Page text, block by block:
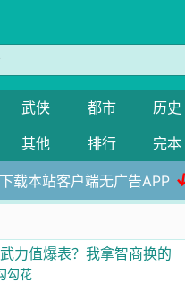
武侠 都市 历史
其他 排行 完本
载本站客户端无广告APP
力值爆表？我拿智商换的
勾花